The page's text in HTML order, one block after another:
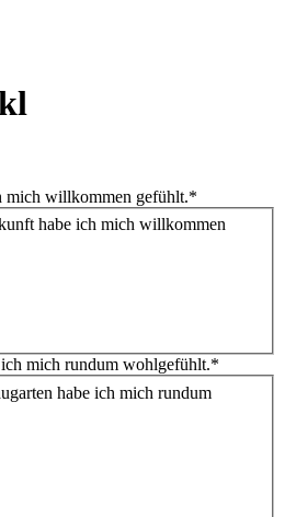
mich willkommen gefühlt.*
habe ich mich willkommen
mich rundum wohlgefühlt.*
habe ich mich rundum